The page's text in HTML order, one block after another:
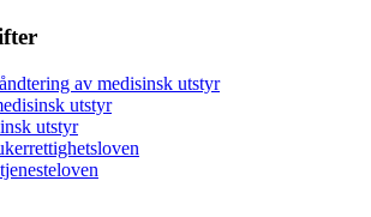
av medisinsk utstyr
utstyr
utstyr